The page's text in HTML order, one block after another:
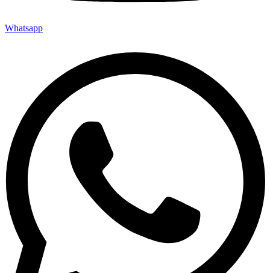
Whatsapp